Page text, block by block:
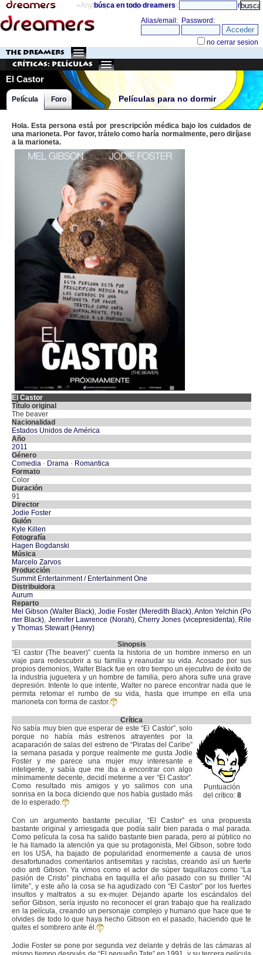
«Anything can happen and it probably will» directorio
búsca en todo dreamers
THE DREAMERS
Críticas: Películas
El Castor
Películas para no dormir
Película Foro
Hola. Esta persona está por prescripción médica bajo los cuidados de
una marioneta. Por favor, trátelo como haría normalmente, pero diríjase
a la marioneta.
El Castor
Título original
The beaver
Nacionalidad
Estados Unidos de América
Año
2011
Género
Comedia · Drama · Romantica
Formato
Color
Duración
91
Director
Jodie Foster
Guión
Kyle Killen
Fotografía
Hagen Bogdanski
Música
Marcelo Zarvos
Producción
Summit Entertainment / Entertainment One
Distribuidora
Aurum
Reparto
Mel Gibson (Walter Black), Jodie Foster (Meredith Black),Anton Yelchin (Po
rter Black), Jennifer Lawrence (Norah), Cherry Jones (vicepresidenta), Rile
y Thomas Stewart (Henry)
Sinopsis
“El castor (The beaver)” cuenta la historia de un hombre inmerso en un
viaje para redescubrir a su familia y reanudar su vida. Acosado por sus
propios demonios, Walter Black fue en otro tiempo un ejecutivo de éxito de
la industria juguetera y un hombre de familia, pero ahora sufre una grave
depresión. Intente lo que intente, Walter no parece encontrar nada que le
permita retomar el rumbo de su vida, hasta que irrumpe en ella una
marioneta con forma de castor.
Crítica
Puntuación
del crítico: 8
No sabía muy bien que esperar de este “El Castor”, solo
porque no había más estrenos atrayentes por la
acaparación de salas del estreno de “Piratas del Caribe”
la semana pasada y porque realmente me gusta Jodie
Foster y me parece una mujer muy interesante e
inteligente, y sabía que me iba a encontrar con algo
mínimamente decente, decidí meterme a ver “El Castor”.
Como resultado mis amigos y yo salimos con una
sonrisa en la boca diciendo que nos había gustado más
de lo esperado.
Con un argumento bastante peculiar, “El Castor” es una propuesta
bastante original y arriesgada que podía salir bien parada o mal parada.
Como película la cosa ha salido bastante bien parada, pero al público no
le ha llamado la atención ya que su protagonista, Mel Gibson, sobre todo
en los USA, ha bajado de popularidad enormemente a causa de unos
desafortunados comentarios antisemitas y racistas, creando así un fuerte
odio anti Gibson. Ya vimos como el actor de súper taquillazos como “La
pasión de Cristo” pinchaba en taquilla el año pasado con su thriller “Al
límite”, y este año la cosa se ha agudizado con “El Castor” por los fuertes
insultos y maltratos a su ex-mujer. Dejando aparte los escándalos del
señor Gibson, sería injusto no reconocer el gran trabajo que ha realizado
en la película, creando un personaje complejo y humano que hace que te
olvides de todo lo que haya hecho Gibson en el pasado, haciendo que te
quites el sombrero ante él.
Jodie Foster se pone por segunda vez delante y detrás de las cámaras al